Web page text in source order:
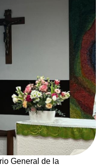
General de la